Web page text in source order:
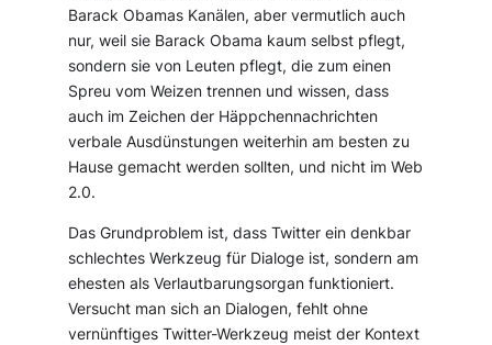
Barack Obamas Kanälen, aber vermutlich auch
nur, weil sie Barack Obama kaum selbst pflegt,
sondern sie von Leuten pflegt, die zum einen
Spreu vom Weizen trennen und wissen, dass
auch im Zeichen der Häppchennachrichten
verbale Ausdünstungen weiterhin am besten zu
Hause gemacht werden sollten, und nicht im Web
2.0.
Das Grundproblem ist, dass Twitter ein denkbar
schlechtes Werkzeug für Dialoge ist, sondern am
ehesten als Verlautbarungsorgan funktioniert.
Versucht man sich an Dialogen, fehlt ohne
vernünftiges Twitter-Werkzeug meist der Kontext